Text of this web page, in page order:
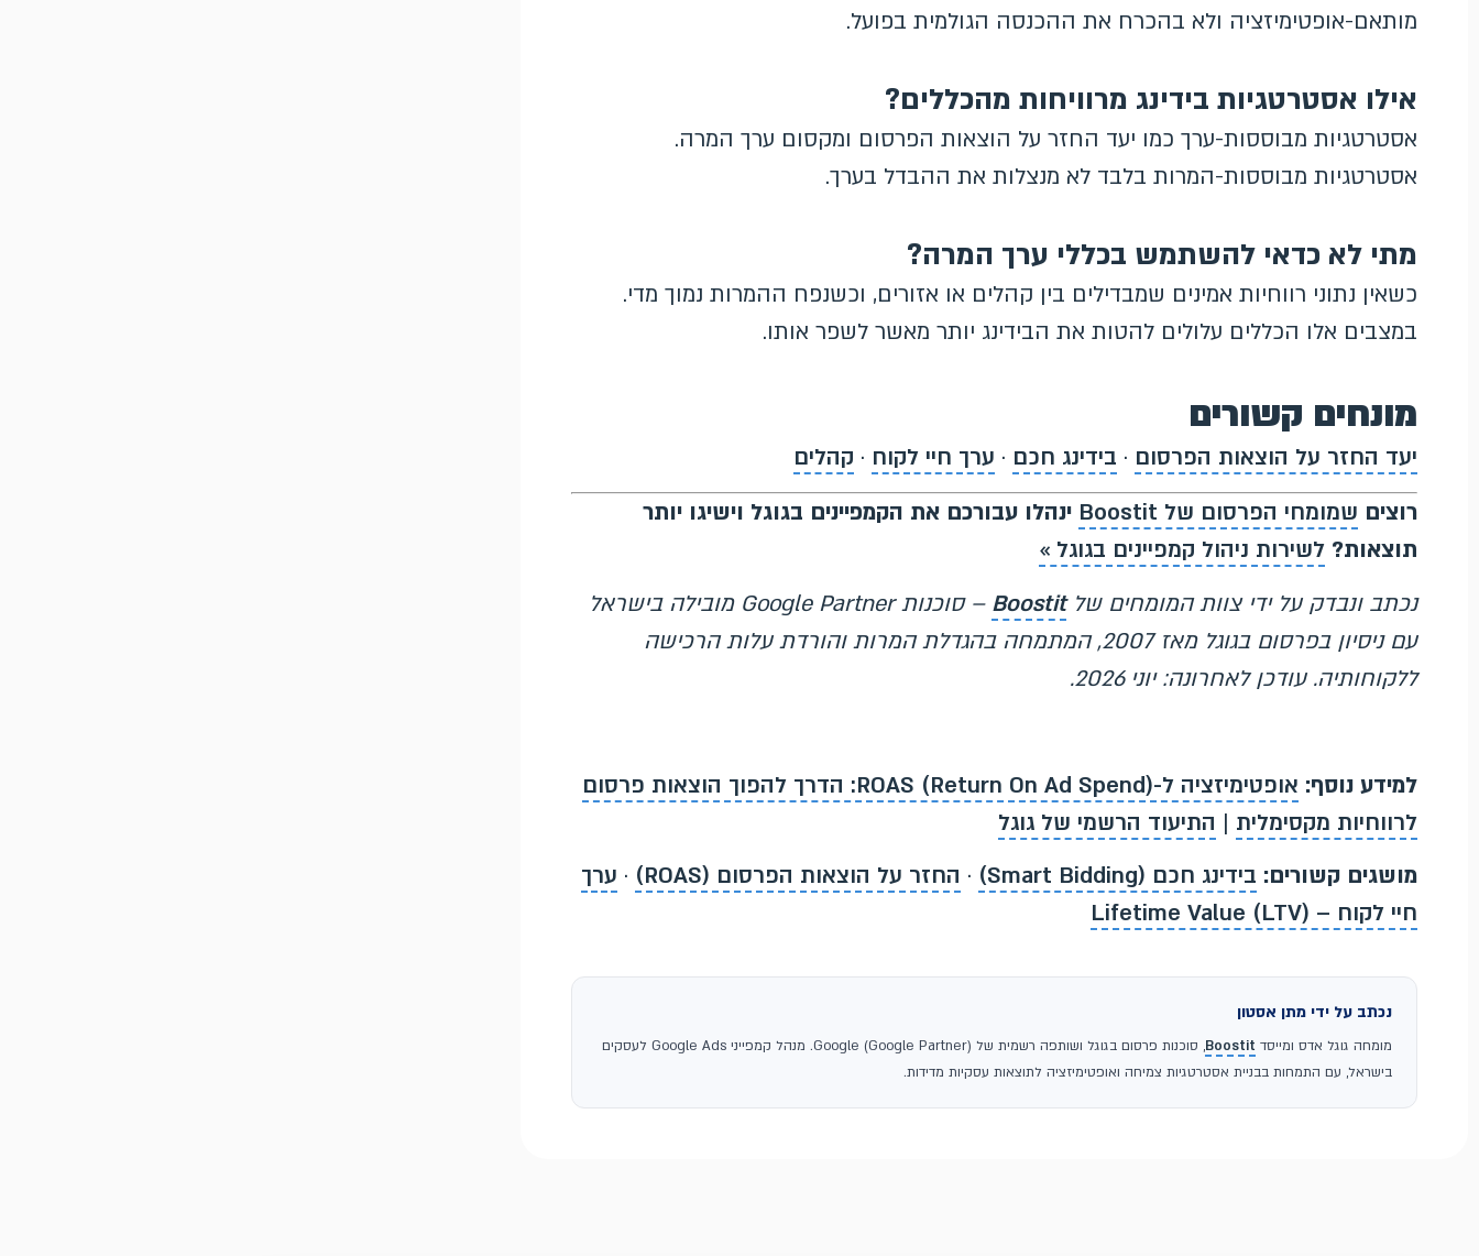
מותאם-אופטימיזציה ולא בהכרח את ההכנסה הגולמית בפועל.
אילו אסטרטגיות בידינג מרוויחות מהכללים?
אסטרטגיות מבוססות-ערך כמו יעד החזר על הוצאות הפרסום ומקסום ערך המרה.
אסטרטגיות מבוססות-המרות בלבד לא מנצלות את ההבדל בערך.
מתי לא כדאי להשתמש בכללי ערך המרה?
כשאין נתוני רווחיות אמינים שמבדילים בין קהלים או אזורים, וכשנפח ההמרות נמוך מדי.
במצבים אלו הכללים עלולים להטות את הבידינג יותר מאשר לשפר אותו.
מונחים קשורים
יעד החזר על הוצאות הפרסום · בידינג חכם · ערך חיי לקוח · קהלים
רוצים שמומחי הפרסום של Boostit
ינהלו עבורכם את הקמפיינים בגוגל וישיגו יותר
תוצאות? לשירות ניהול קמפיינים בגוגל »
נכתב ונבדק על ידי צוות המומחים שלBoostit
– סוכנות Google Partner מובילה בישראל
עם ניסיון בפרסום בגוגל מאז 2007, המתמחה בהגדלת המרות והורדת עלות הרכישה
ללקוחותיה. עודכן לאחרונה: יוני 2026.
למידע נוסף:
אופטימיזציה ל-ROAS (Return On Ad Spend): הדרך להפוך הוצאות פרסום
לרווחיות מקסימלית | התיעוד הרשמי של גוגל
מושגים קשורים: בידינג חכם (Smart Bidding) · החזר על הוצאות הפרסום (ROAS) · ערך
חיי לקוח – Lifetime Value (LTV)
נכתב על ידי מתן אסטון
מומחה גוגל אדס ומייסד Boostit
, סוכנות פרסום בגוגל ושותפה רשמית של Google (Google Partner). מנהל קמפייני Google Ads לעסקים
בישראל, עם התמחות בבניית אסטרטגיות צמיחה ואופטימיזציה לתוצאות עסקיות מדידות.